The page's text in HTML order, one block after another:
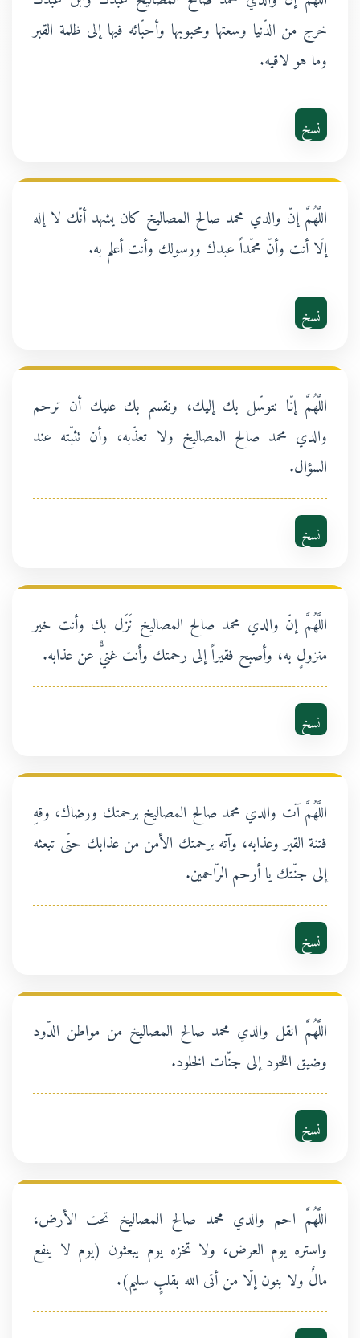
خرج من الدّنيا وسعتها ومحبوبها وأحبّائه فيها إلى ظلمة القبر
وما هو لاقيه.
نسخ
اللَّهُمَّ إنّ والدي محمد صالح المصاليخ كان يشهد أنّك لا إله
إلّا أنت وأنّ محمّداً عبدك ورسولك وأنت أعلم به.
نسخ
اللَّهُمَّ إنّا نتوسّل بك إليك، ونقسم بك عليك أن ترحم
والدي محمد صالح المصاليخ ولا تعذّبه، وأن تثبّته عند
السؤال.
نسخ
اللَّهُمَّ إنّ والدي محمد صالح المصاليخ نَزَل بك وأنت خير
منزولٍ به، وأصبح فقيراً إلى رحمتك وأنت غنيٌّ عن عذابه.
نسخ
اللَّهُمَّ آت والدي محمد صالح المصاليخ برحمتك ورضاك، وقهِ
فتنة القبر وعذابه، وآته برحمتك الأمن من عذابك حتّى تبعثه
إلى جنّتك يا أرحم الرّاحمين.
نسخ
اللَّهُمَّ انقل والدي محمد صالح المصاليخ من مواطن الدّود
وضيق اللحود إلى جنّات الخلود.
نسخ
اللَّهُمَّ احم والدي محمد صالح المصاليخ تحت الأرض،
واستره يوم العرض، ولا تخزه يوم يبعثون (يوم لا ينفع
مالٌ ولا بنون إلّا من أتى الله بقلبٍ سليم).